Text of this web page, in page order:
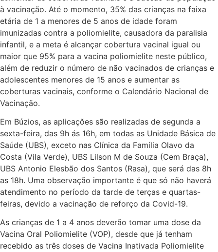
à vacinação. Até o momento, 35% das crianças na faixa
etária de 1 a menores de 5 anos de idade foram
imunizadas contra a poliomielite, causadora da paralisia
infantil, e a meta é alcançar cobertura vacinal igual ou
maior que 95% para a vacina poliomielite neste público,
além de reduzir o número de não vacinados de crianças e
adolescentes menores de 15 anos e aumentar as
coberturas vacinais, conforme o Calendário Nacional de
Vacinação.
Em Búzios, as aplicações são realizadas de segunda a
sexta-feira, das 9h ás 16h, em todas as Unidade Básica de
Saúde (UBS), exceto nas Clínica da Família Olavo da
Costa (Vila Verde), UBS Lilson M de Souza (Cem Braça),
UBS Antonio Elesbão dos Santos (Rasa), que será das 8h
as 18h. Uma observação importante é que só não haverá
atendimento no período da tarde de terças e quartas-
feiras, devido a vacinação de reforço da Covid-19.
As crianças de 1 a 4 anos deverão tomar uma dose da
Vacina Oral Poliomielite (VOP), desde que já tenham
recebido as três doses de Vacina Inativada Poliomielite